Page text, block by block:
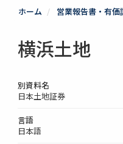
ホーム 営業報告書・有
横浜土地
別資料名
日本土地証券
言語
日本語